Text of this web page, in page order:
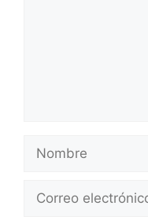
Nombre
Correo